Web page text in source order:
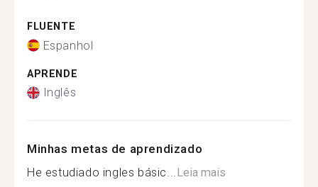
FLUENTE
Espanhol
APRENDE
Inglês
Minhas metas de aprendizado
He estudiado ingles básic...Leia mais